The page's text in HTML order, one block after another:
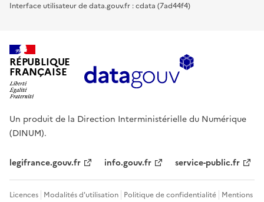
Interface utilisateur de data.gouv.fr : cdata (7ad44f4)
RÉPUBLIQUE
FRANÇAISE
Un produit de la Direction Interministérielle du Numérique
(DINUM).
legifrance.gouv.fr info.gouv.fr service-public.fr
Licences Modalités d'utilisation Politique de confidentialité Mentions